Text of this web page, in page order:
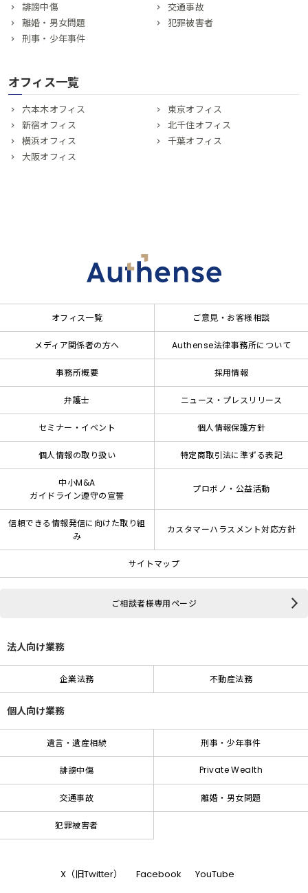
誹謗中傷
交通事故
離婚・男女問題
犯罪被害者
刑事・少年事件
オフィス一覧
六本木オフィス
東京オフィス
新宿オフィス
北千住オフィス
横浜オフィス
千葉オフィス
大阪オフィス
オフィス一覧 ご意見・お客様相談
メディア関係者の方へ Authense法律事務所について
事務所概要 採用情報
弁護士 ニュース・プレスリリース
セミナー・イベント 個人情報保護方針
個人情報の取り扱い 特定商取引法に準ずる表記
中小M&A
ガイドライン遵守の宣誓
プロボノ・公益活動
信頼できる情報発信に向けた取り組
み
カスタマーハラスメント対応方針
サイトマップ
ご相談者様専用ページ
法人向け業務
企業法務 不動産法務
個人向け業務
遺言・遺産相続 刑事・少年事件
誹謗中傷 Private Wealth
交通事故 離婚・男女問題
犯罪被害者
X（旧Twitter） Facebook YouTube